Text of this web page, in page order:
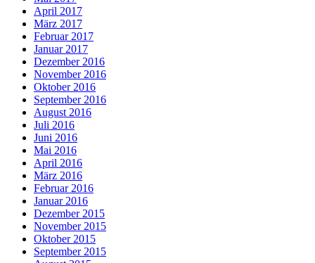
April 2017
März 2017
Februar 2017
Januar 2017
Dezember 2016
November 2016
Oktober 2016
September 2016
August 2016
Juli 2016
Juni 2016
Mai 2016
April 2016
März 2016
Februar 2016
Januar 2016
Dezember 2015
November 2015
Oktober 2015
September 2015